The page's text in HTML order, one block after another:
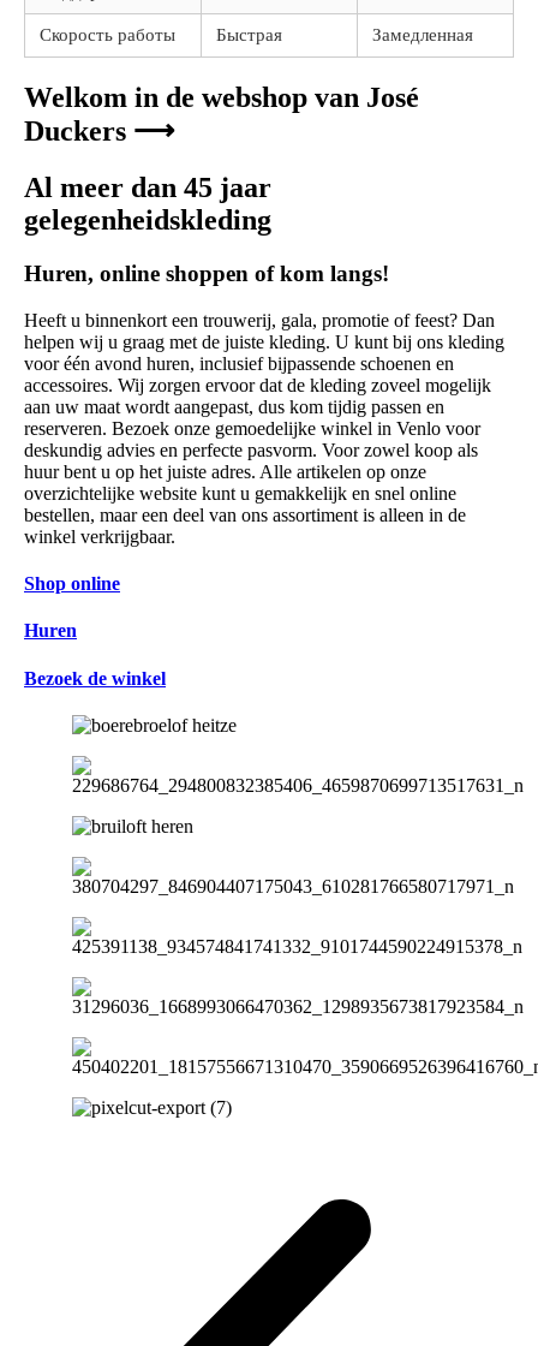
Скорость работы Быстрая Замедленная
Welkom in de webshop van José
Duckers ⟶
Al meer dan 45 jaar
gelegenheidskleding
Huren, online shoppen of kom langs!
Heeft u binnenkort een trouwerij, gala, promotie of feest? Dan
helpen wij u graag met de juiste kleding. U kunt bij ons kleding
voor één avond huren, inclusief bijpassende schoenen en
accessoires. Wij zorgen ervoor dat de kleding zoveel mogelijk
aan uw maat wordt aangepast, dus kom tijdig passen en
reserveren. Bezoek onze gemoedelijke winkel in Venlo voor
deskundig advies en perfecte pasvorm. Voor zowel koop als
huur bent u op het juiste adres. Alle artikelen op onze
overzichtelijke website kunt u gemakkelijk en snel online
bestellen, maar een deel van ons assortiment is alleen in de
winkel verkrijgbaar.
Shop online
Huren
Bezoek de winkel